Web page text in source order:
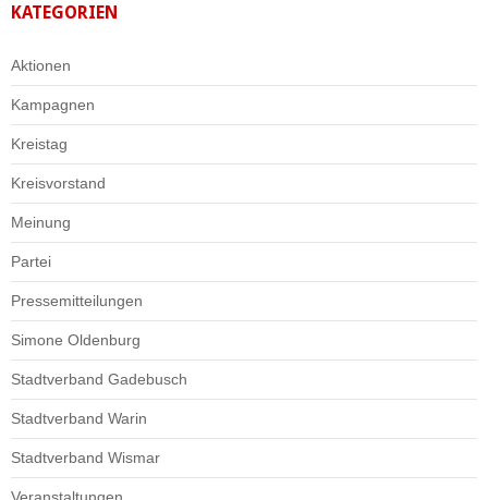
KATEGORIEN
Aktionen
Kampagnen
Kreistag
Kreisvorstand
Meinung
Partei
Pressemitteilungen
Simone Oldenburg
Stadtverband Gadebusch
Stadtverband Warin
Stadtverband Wismar
Veranstaltungen